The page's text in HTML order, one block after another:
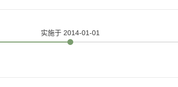
实施于 2014-01-01